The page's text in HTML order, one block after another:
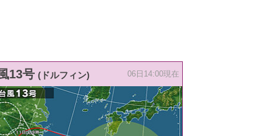
13号 (ドルフィン) 06日14:00現在